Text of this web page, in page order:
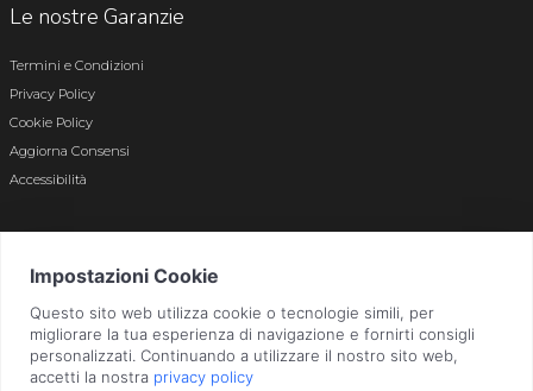
Le nostre Garanzie
Termini e Condizioni
Privacy Policy
Cookie Policy
Aggiorna Consensi
Accessibilità
Bergamo n. 01496180165 · Capitale Sociale i.v. € 800.000,00